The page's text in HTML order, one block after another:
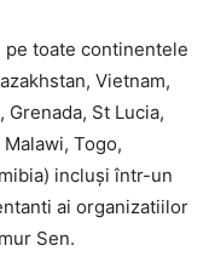
toate continentele
Vietnam,
Grenada, St Lucia,
Togo,
incluși într-un
ai organizatiilor
Sen.